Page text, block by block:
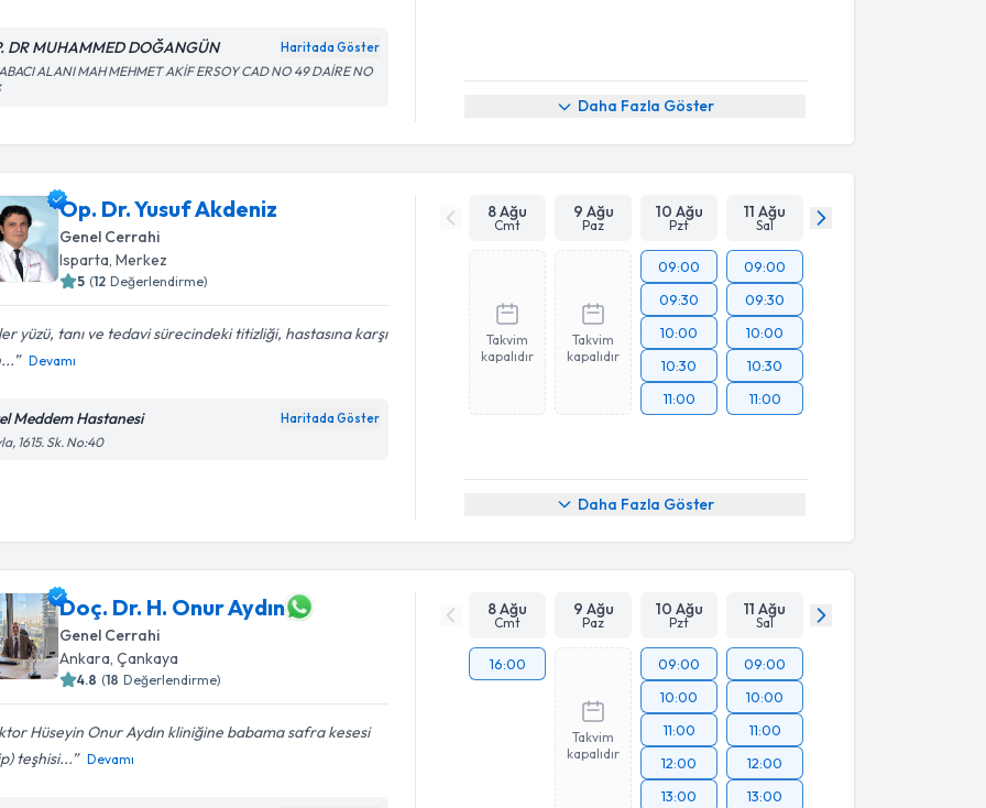
DR MUHAMMED DOĞANGÜN Haritada Göster
ALANI MAH MEHMET AKİF ERSOY CAD NO 49 DAİRE NO
Daha Fazla Göster
Op. Dr. Yusuf Akdeniz
Genel Cerrahi
Isparta ,Merkez
5 (12 Değerlendirme)
yüzü, tanı ve tedavi sürecindeki titizliği, hastasına karşı
Devamı
Meddem Hastanesi Haritada Göster
1615. Sk. No:40
8 Ağu
Cmt
9 Ağu
Paz
10 Ağu
Pzt
11 Ağu
Sal
Takvim
kapalıdır
Takvim
kapalıdır
09:00
09:30
10:00
10:30
11:00
09:00
09:30
10:00
10:30
11:00
Daha Fazla Göster
Doç. Dr. H. Onur Aydın
Genel Cerrahi
Ankara,Çankaya
4.8 (18 Değerlendirme)
Hüseyin Onur Aydın kliniğine babama safra kesesi
teşhisi...
Devamı
8 Ağu
Cmt
9 Ağu
Paz
10 Ağu
Pzt
11 Ağu
Sal
16:00
Takvim
kapalıdır
09:00
10:00
11:00
12:00
13:00
09:00
10:00
11:00
12:00
13:00